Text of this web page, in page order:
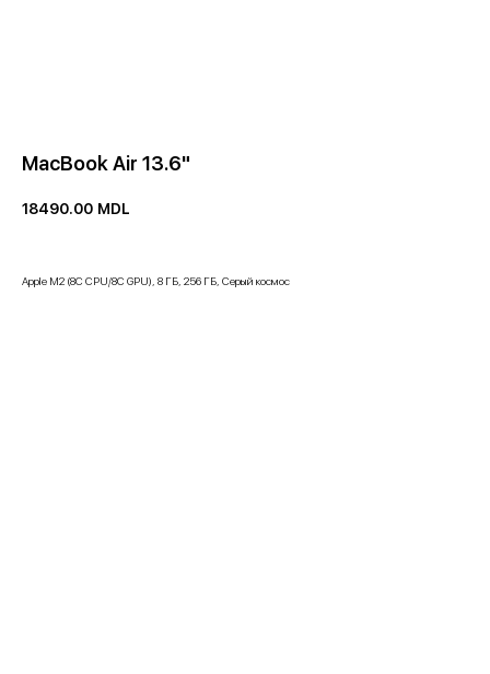
MacBook Air 13.6"
18490.00 MDL
Apple M2 (8C CPU/8C GPU), 8 ГБ, 256 ГБ, Серый космос